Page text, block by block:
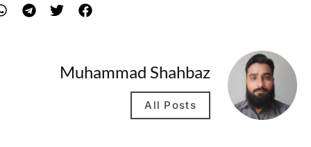
Muhammad Shahbaz
All Posts